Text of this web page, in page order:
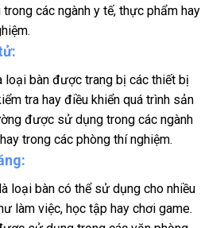
các ngành y tế, thực phẩm hay
loại bàn được trang bị các thiết bị
tra hay điều khiển quá trình sản
được sử dụng trong các ngành
trong các phòng thí nghiệm.
loại bàn có thể sử dụng cho nhiều
làm việc, học tập hay chơi game.